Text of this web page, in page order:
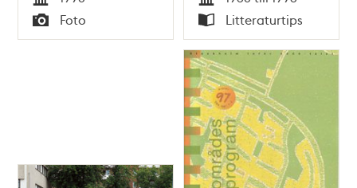
Tid
Typ
Foto Tid
Typ
Litteraturtips